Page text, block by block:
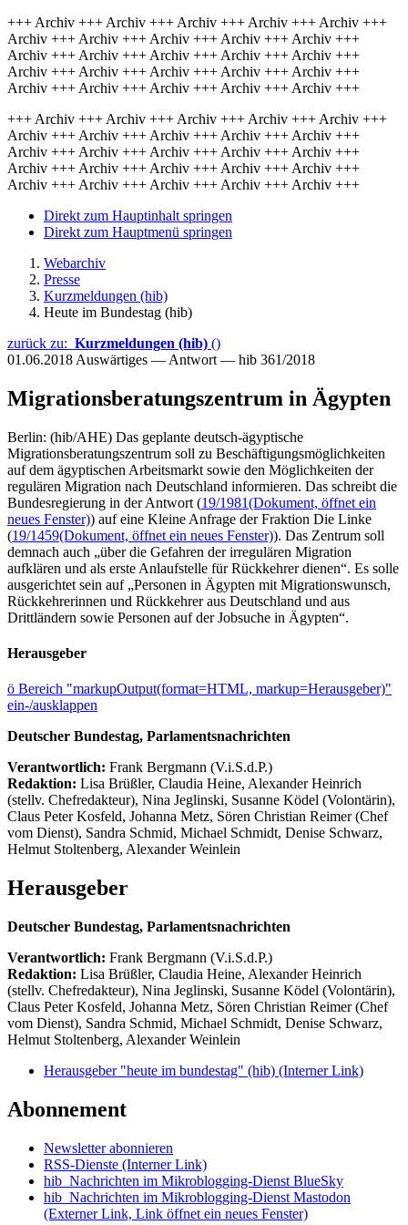
+++ Archiv +++ Archiv +++ Archiv +++ Archiv +++ Archiv +++
Archiv +++ Archiv +++ Archiv +++ Archiv +++ Archiv +++
Archiv +++ Archiv +++ Archiv +++ Archiv +++ Archiv +++
Archiv +++ Archiv +++ Archiv +++ Archiv +++ Archiv +++
Archiv +++ Archiv +++ Archiv +++ Archiv +++ Archiv +++
+++ Archiv +++ Archiv +++ Archiv +++ Archiv +++ Archiv +++
Archiv +++ Archiv +++ Archiv +++ Archiv +++ Archiv +++
Archiv +++ Archiv +++ Archiv +++ Archiv +++ Archiv +++
Archiv +++ Archiv +++ Archiv +++ Archiv +++ Archiv +++
Archiv +++ Archiv +++ Archiv +++ Archiv +++ Archiv +++
Direkt zum Hauptinhalt springen
Direkt zum Hauptmenü springen
Webarchiv
Presse
Kurzmeldungen (hib)
Heute im Bundestag (hib)
zurück zu: Kurzmeldungen (hib) ()
01.06.2018 Auswärtiges — Antwort — hib 361/2018
Migrationsberatungszentrum in Ägypten
Berlin: (hib/AHE) Das geplante deutsch-ägyptische
Migrationsberatungszentrum soll zu Beschäftigungsmöglichkeiten
auf dem ägyptischen Arbeitsmarkt sowie den Möglichkeiten der
regulären Migration nach Deutschland informieren. Das schreibt die
Bundesregierung in der Antwort (19/1981(Dokument, öffnet ein
neues Fenster)) auf eine Kleine Anfrage der Fraktion Die Linke
(19/1459(Dokument, öffnet ein neues Fenster)). Das Zentrum soll
demnach auch „über die Gefahren der irregulären Migration
aufklären und als erste Anlaufstelle für Rückkehrer dienen“. Es solle
ausgerichtet sein auf „Personen in Ägypten mit Migrationswunsch,
Rückkehrerinnen und Rückkehrer aus Deutschland und aus
Drittländern sowie Personen auf der Jobsuche in Ägypten“.
Herausgeber
ö Bereich "markupOutput(format=HTML, markup=Herausgeber)"
ein-/ausklappen
Deutscher Bundestag, Parlamentsnachrichten
Verantwortlich: Frank Bergmann (V.i.S.d.P.)
Redaktion: Lisa Brüßler, Claudia Heine, Alexander Heinrich
(stellv. Chefredakteur), Nina Jeglinski, Susanne Ködel (Volontärin),
Claus Peter Kosfeld, Johanna Metz, Sören Christian Reimer (Chef
vom Dienst), Sandra Schmid, Michael Schmidt, Denise Schwarz,
Helmut Stoltenberg, Alexander Weinlein
Herausgeber
Deutscher Bundestag, Parlamentsnachrichten
Verantwortlich: Frank Bergmann (V.i.S.d.P.)
Redaktion: Lisa Brüßler, Claudia Heine, Alexander Heinrich
(stellv. Chefredakteur), Nina Jeglinski, Susanne Ködel (Volontärin),
Claus Peter Kosfeld, Johanna Metz, Sören Christian Reimer (Chef
vom Dienst), Sandra Schmid, Michael Schmidt, Denise Schwarz,
Helmut Stoltenberg, Alexander Weinlein
Herausgeber "heute im bundestag" (hib) (Interner Link)
Abonnement
Newsletter abonnieren
RSS-Dienste (Interner Link)
hib_Nachrichten im Mikroblogging-Dienst BlueSky
hib_Nachrichten im Mikroblogging-Dienst Mastodon
(Externer Link, Link öffnet ein neues Fenster)